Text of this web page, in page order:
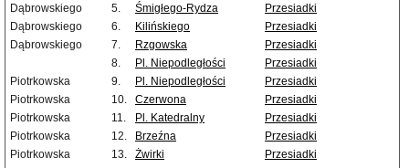
Dąbrowskiego
5. Śmigłego-Rydza
Przesiadki
Dąbrowskiego
6. Kilińskiego
Przesiadki
Dąbrowskiego
7. Rzgowska
Przesiadki
8.
Pl. Niepodległości
Przesiadki
Piotrkowska
9. Pl. Niepodległości
Przesiadki
Piotrkowska
10. Czerwona
Przesiadki
Piotrkowska
11. Pl. Katedralny
Przesiadki
Piotrkowska
12. Brzeźna
Przesiadki
Piotrkowska
13. Żwirki
Przesiadki